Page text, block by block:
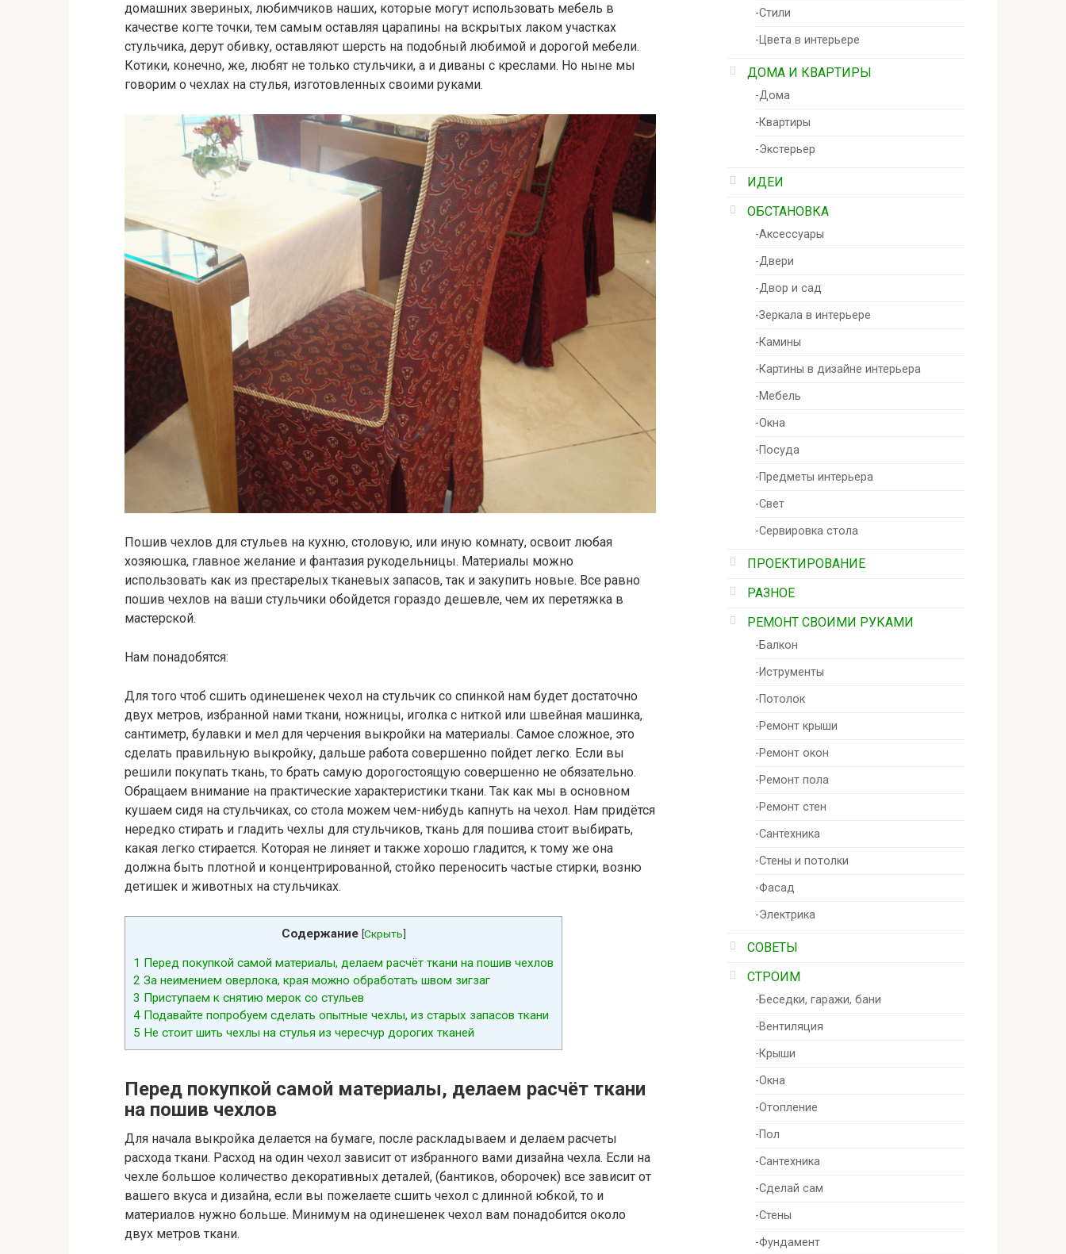
домашних звериных, любимчиков наших, которые могут использовать мебель в
качестве когте точки, тем самым оставляя царапины на вскрытых лаком участках
стульчика, дерут обивку, оставляют шерсть на подобный любимой и дорогой мебели.
Котики, конечно, же, любят не только стульчики, а и диваны с креслами. Но ныне мы
говорим о чехлах на стулья, изготовленных своими руками.
Пошив чехлов для стульев на кухню, столовую, или иную комнату, освоит любая
хозяюшка, главное желание и фантазия рукодельницы. Материалы можно
использовать как из престарелых тканевых запасов, так и закупить новые. Все равно
пошив чехлов на ваши стульчики обойдется гораздо дешевле, чем их перетяжка в
мастерской.
Нам понадобятся:
Для того чтоб сшить одинешенек чехол на стульчик со спинкой нам будет достаточно
двух метров, избранной нами ткани, ножницы, иголка с ниткой или швейная машинка,
сантиметр, булавки и мел для черчения выкройки на материалы. Самое сложное, это
сделать правильную выкройку, дальше работа совершенно пойдет легко. Если вы
решили покупать ткань, то брать самую дорогостоящую совершенно не обязательно.
Обращаем внимание на практические характеристики ткани. Так как мы в основном
кушаем сидя на стульчиках, со стола можем чем-нибудь капнуть на чехол. Нам придётся
нередко стирать и гладить чехлы для стульчиков, ткань для пошива стоит выбирать,
какая легко стирается. Которая не линяет и также хорошо гладится, к тому же она
должна быть плотной и концентрированной, стойко переносить частые стирки, возню
детишек и животных на стульчиках.
Содержание [Скрыть]
1 Перед покупкой самой материалы, делаем расчёт ткани на пошив чехлов
2 За неимением оверлока, края можно обработать швом зигзаг
3 Приступаем к снятию мерок со стульев
4 Подавайте попробуем сделать опытные чехлы, из старых запасов ткани
5 Не стоит шить чехлы на стулья из чересчур дорогих тканей
Перед покупкой самой материалы, делаем расчёт ткани
на пошив чехлов
Для начала выкройка делается на бумаге, после раскладываем и делаем расчеты
расхода ткани. Расход на один чехол зависит от избранного вами дизайна чехла. Если на
чехле большое количество декоративных деталей, (бантиков, оборочек) все зависит от
вашего вкуса и дизайна, если вы пожелаете сшить чехол с длинной юбкой, то и
материалов нужно больше. Минимум на одинешенек чехол вам понадобится около
двух метров ткани.
-Стили
-Цвета в интерьере
ДОМА И КВАРТИРЫ
-Дома
-Квартиры
-Экстерьер
ИДЕИ
ОБСТАНОВКА
-Аксессуары
-Двери
-Двор и сад
-Зеркала в интерьере
-Камины
-Картины в дизайне интерьера
-Мебель
-Окна
-Посуда
-Предметы интерьера
-Свет
-Сервировка стола
ПРОЕКТИРОВАНИЕ
РАЗНОЕ
РЕМОНТ СВОИМИ РУКАМИ
-Балкон
-Иструменты
-Потолок
-Ремонт крыши
-Ремонт окон
-Ремонт пола
-Ремонт стен
-Сантехника
-Стены и потолки
-Фасад
-Электрика
СОВЕТЫ
СТРОИМ
-Беседки, гаражи, бани
-Вентиляция
-Крыши
-Окна
-Отопление
-Пол
-Сантехника
-Сделай сам
-Стены
-Фундамент